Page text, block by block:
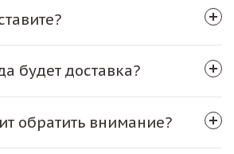
будет доставка?
обратить внимание?